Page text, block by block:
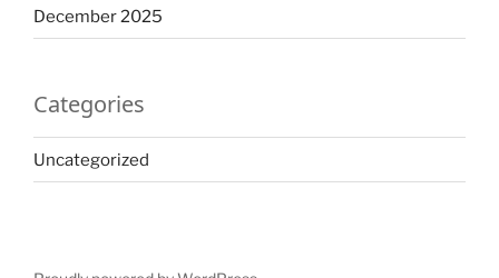
December 2025
Categories
Uncategorized